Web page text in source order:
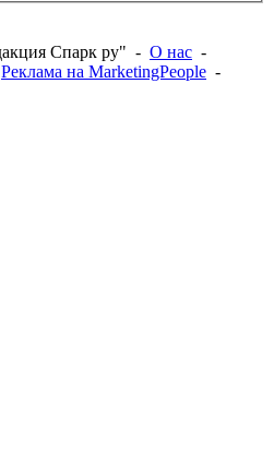
Спарк ру" - О нас -
Реклама на MarketingPeople -